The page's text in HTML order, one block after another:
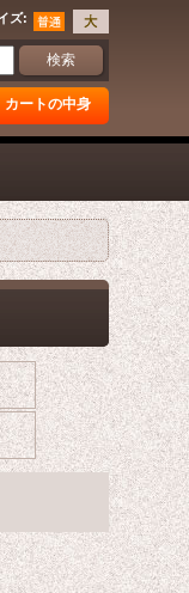
ズ:
カートの中身